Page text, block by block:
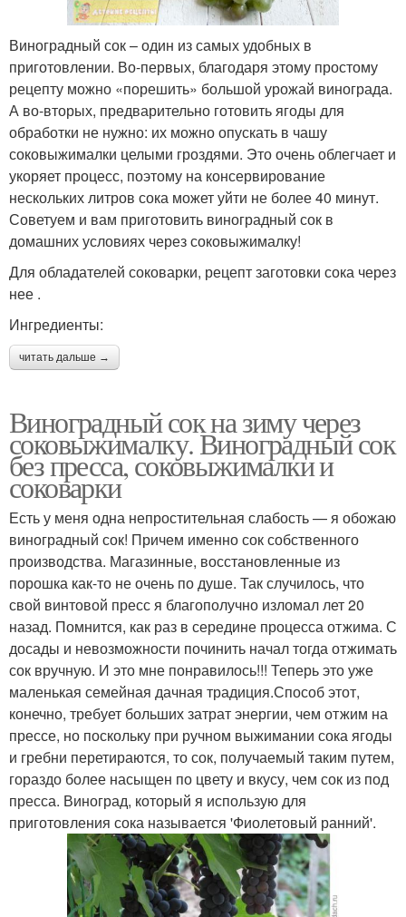
Виноградный сок – один из самых удобных в
приготовлении. Во-первых, благодаря этому простому
рецепту можно «порешить» большой урожай винограда.
А во-вторых, предварительно готовить ягоды для
обработки не нужно: их можно опускать в чашу
соковыжималки целыми гроздями. Это очень облегчает и
укоряет процесс, поэтому на консервирование
нескольких литров сока может уйти не более 40 минут.
Советуем и вам приготовить виноградный сок в
домашних условиях через соковыжималку!
Для обладателей соковарки, рецепт заготовки сока через
нее .
Ингредиенты:
читать дальше →
Виноградный сок на зиму через
соковыжималку. Виноградный сок
без пресса, соковыжималки и
соковарки
Есть у меня одна непростительная слабость — я обожаю
виноградный сок! Причем именно сок собственного
производства. Магазинные, восстановленные из
порошка как-то не очень по душе. Так случилось, что
свой винтовой пресс я благополучно изломал лет 20
назад. Помнится, как раз в середине процесса отжима. С
досады и невозможности починить начал тогда отжимать
сок вручную. И это мне понравилось!!! Теперь это уже
маленькая семейная дачная традиция.Способ этот,
конечно, требует больших затрат энергии, чем отжим на
прессе, но поскольку при ручном выжимании сока ягоды
и гребни перетираются, то сок, получаемый таким путем,
гораздо более насыщен по цвету и вкусу, чем сок из под
пресса. Виноград, который я использую для
приготовления сока называется 'Фиолетовый ранний'.